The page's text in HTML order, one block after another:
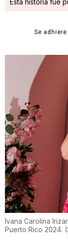
Se
Ivana Carolina
Puerto Rico 2024. (